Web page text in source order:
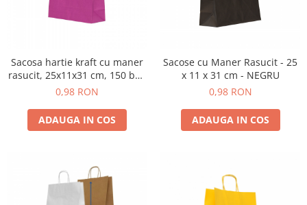
Sacosa hartie kraft cu maner
rasucit, 25x11x31 cm, 150 buc
- MOV
0,98 RON
ADAUGA IN COS
Sacose cu Maner Rasucit - 25
x 11 x 31 cm - NEGRU
0,98 RON
ADAUGA IN COS